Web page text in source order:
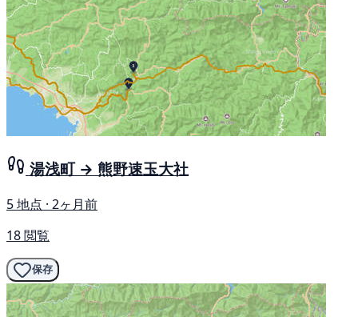
湯浅町 → 熊野速玉大社
5 地点 · 2ヶ月前
18 閲覧
保存